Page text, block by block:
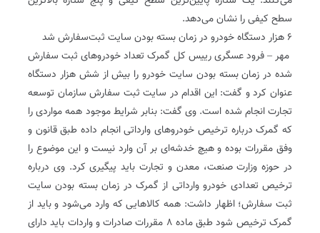
سطح کیفی را نشان می‌دهد.
۶ هزار دستگاه خودرو در زمان بسته بودن سایت ثبت‌سفارش شد
مهر – فرود عسگری رییس کل گمرک تعداد خودروهای ثبت سفارش
شده در زمان بسته بودن سایت خودرو را بیش از شش هزار دستگاه
عنوان کرد و گفت: این اقدام در سایت ثبت سفارش سازمان توسعه
تجارت انجام شده است. وی گفت: بنابر شرایط موجود همه مواردی را
که گمرک درباره ترخیص خودروهای وارداتی انجام داده طبق قانون و
وفق مقررات بوده و هیچ خدشه‌ای بر آن وارد نیست و این موضوع را
در حوزه وزارت صنعت، معدن و تجارت باید پیگیری کرد. وی درباره
ترخیص تعدادی خودرو وارداتی از گمرک در زمان بسته بودن سایت
ثبت سفارش؛ ‌اظهار داشت: همه کالاهایی که وارد می‌شود و باید از
گمرک ترخیص شود طبق ماده ۸ مقررات صادرات و واردات باید دارای